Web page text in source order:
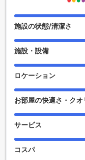
グランド パラダイス
施設が整っています
の特産品やお土産を
彩ります。様々な商
ことができますので、
に最適なスポットで
ったりとした時間を
リフレッシュできま
を忘れ、リラックスし
グランド パラダイス
施設の状態/清潔さ
施設・設備
ロケーション
お部屋の快適さ・クオ
サービス
コスパ